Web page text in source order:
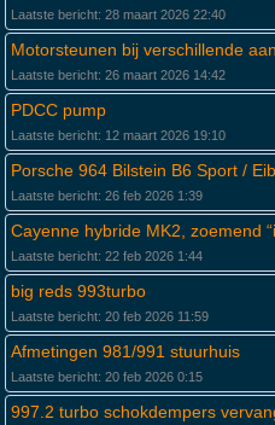
Laatste bericht: 28 maart 2026 22:40
Motorsteunen bij verschillende
Laatste bericht: 26 maart 2026 14:42
PDCC pump
Laatste bericht: 12 maart 2026 19:10
Porsche 964 Bilstein B6 Sport /
Laatste bericht: 26 feb 2026 1:39
Cayenne hybride MK2, zoemend
Laatste bericht: 22 feb 2026 1:44
big reds 993turbo
Laatste bericht: 20 feb 2026 11:59
Afmetingen 981/991 stuurhuis
Laatste bericht: 20 feb 2026 0:15
997.2 turbo schokdempers